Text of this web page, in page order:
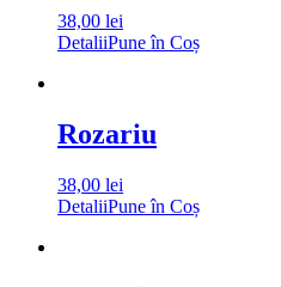
38,00 lei
DetaliiPune în Coș
Rozariu
38,00 lei
DetaliiPune în Coș